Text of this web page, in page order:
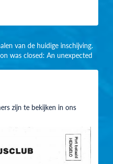
van de huidige inschijving.
was closed: An unexpected
zijn te bekijken in ons